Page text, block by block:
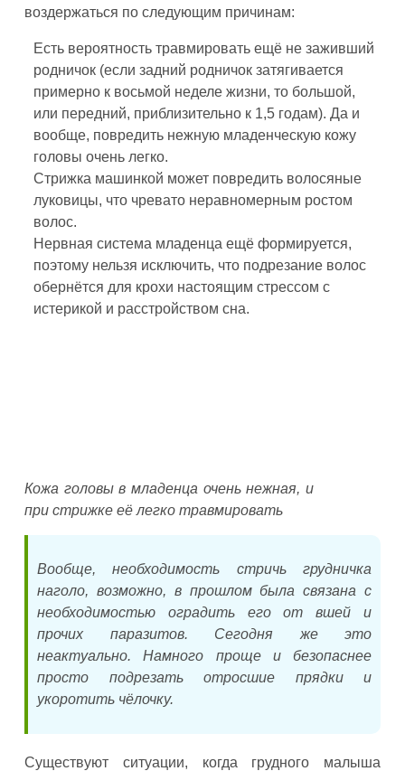
воздержаться по следующим причинам:
Есть вероятность травмировать ещё не заживший
родничок (если задний родничок затягивается
примерно к восьмой неделе жизни, то большой,
или передний, приблизительно к 1,5 годам). Да и
вообще, повредить нежную младенческую кожу
головы очень легко.
Стрижка машинкой может повредить волосяные
луковицы, что чревато неравномерным ростом
волос.
Нервная система младенца ещё формируется,
поэтому нельзя исключить, что подрезание волос
обернётся для крохи настоящим стрессом с
истерикой и расстройством сна.
Кожа головы в младенца очень нежная, и
при стрижке её легко травмировать
Вообще, необходимость стричь грудничка
наголо, возможно, в прошлом была связана с
необходимостью оградить его от вшей и
прочих паразитов. Сегодня же это
неактуально. Намного проще и безопаснее
просто подрезать отросшие прядки и
укоротить чёлочку.
Существуют ситуации, когда грудного малыша